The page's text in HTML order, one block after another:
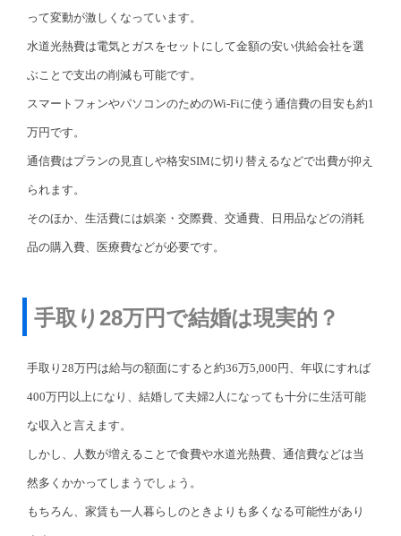
って変動が激しくなっています。
水道光熱費は電気とガスをセットにして金額の安い供給会社を選
ぶことで支出の削減も可能です。
スマートフォンやパソコンのためのWi-Fiに使う通信費の目安も約1
万円です。
通信費はプランの見直しや格安SIMに切り替えるなどで出費が抑え
られます。
そのほか、生活費には娯楽・交際費、交通費、日用品などの消耗
品の購入費、医療費などが必要です。
手取り28万円で結婚は現実的？
手取り28万円は給与の額面にすると約36万5,000円、年収にすれば
400万円以上になり、結婚して夫婦2人になっても十分に生活可能
な収入と言えます。
しかし、人数が増えることで食費や水道光熱費、通信費などは当
然多くかかってしまうでしょう。
もちろん、家賃も一人暮らしのときよりも多くなる可能性があり